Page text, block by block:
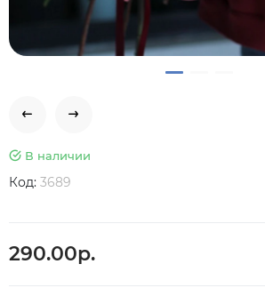
В наличии
Код: 3689
290.00р.